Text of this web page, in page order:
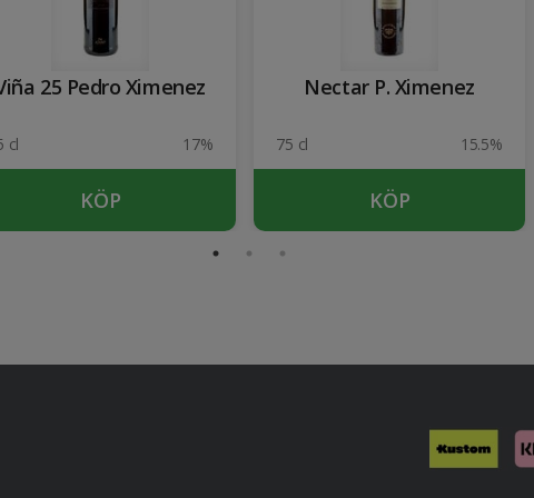
25 Pedro Ximenez
cl 17%
KÖP
Nectar P. Ximenez
75 cl 15.5%
KÖP